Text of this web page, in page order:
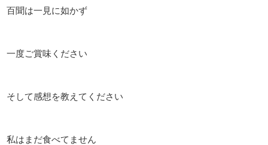
百聞は一見に如かず
一度ご賞味ください
そして感想を教えてください
私はまだ食べてません